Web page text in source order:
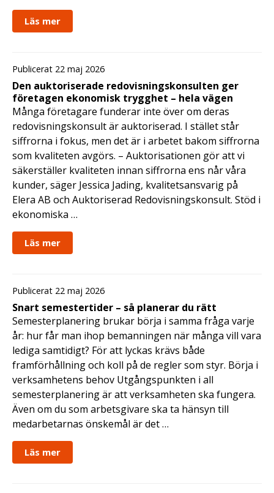
Läs mer
Publicerat 22 maj 2026
Den auktoriserade redovisningskonsulten ger
företagen ekonomisk trygghet – hela vägen
Många företagare funderar inte över om deras
redovisningskonsult är auktoriserad. I stället står
siffrorna i fokus, men det är i arbetet bakom siffrorna
som kvaliteten avgörs. – Auktorisationen gör att vi
säkerställer kvaliteten innan siffrorna ens når våra
kunder, säger Jessica Jading, kvalitetsansvarig på
Elera AB och Auktoriserad Redovisningskonsult. Stöd i
ekonomiska …
Läs mer
Publicerat 22 maj 2026
Snart semestertider – så planerar du rätt
Semesterplanering brukar börja i samma fråga varje
år: hur får man ihop bemanningen när många vill vara
lediga samtidigt? För att lyckas krävs både
framförhållning och koll på de regler som styr. Börja i
verksamhetens behov Utgångspunkten i all
semesterplanering är att verksamheten ska fungera.
Även om du som arbetsgivare ska ta hänsyn till
medarbetarnas önskemål är det …
Läs mer